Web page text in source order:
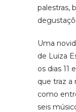
palestras,
Uma
de Luiza
os dias 11
que traz a
como
seis